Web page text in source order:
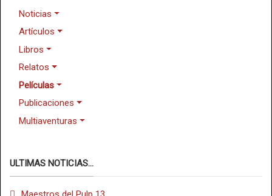
Noticias
Artículos
Libros
Relatos
Películas
Publicaciones
Multiaventuras
ULTIMAS NOTICIAS...